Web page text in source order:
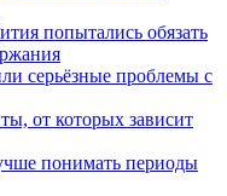
попытались обязать
серьёзные проблемы с
от которых зависит
понимать периоды